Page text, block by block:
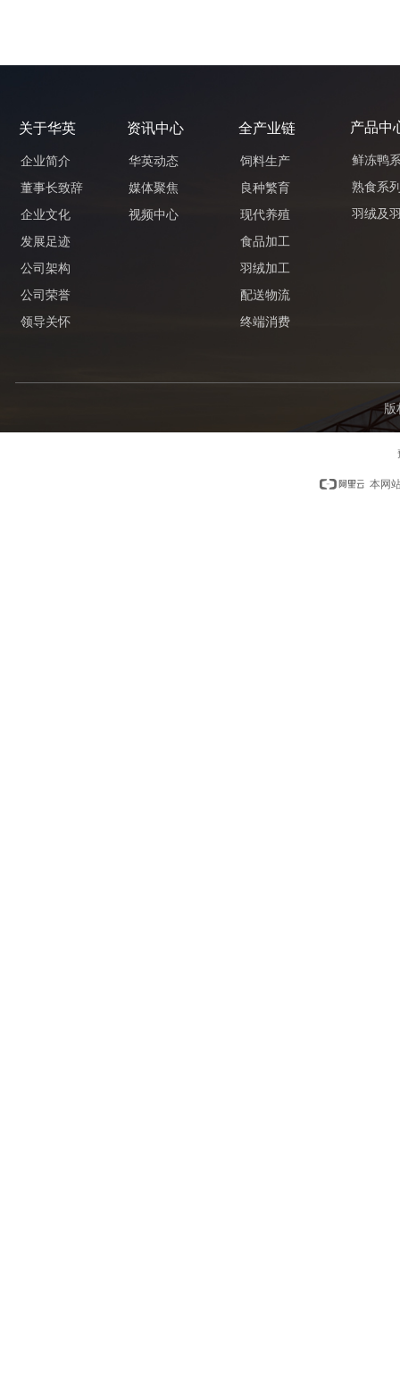
企业简介
董事长致辞
企业文化
发展足迹
公司架构
公司荣誉
领导关怀
关于华英 资讯中心
华英动态
媒体聚焦
视频中心
全产业链
饲料生产
良种繁育
现代养殖
食品加工
羽绒加工
配送物流
终端消费
产品中
鲜冻鸭
熟食系
羽绒及
本网